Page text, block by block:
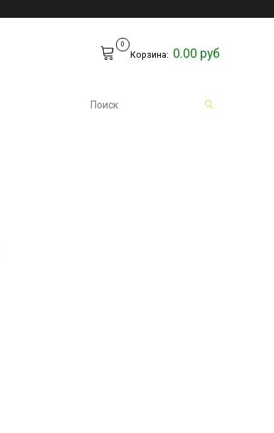
0
Корзина: 0.00 руб